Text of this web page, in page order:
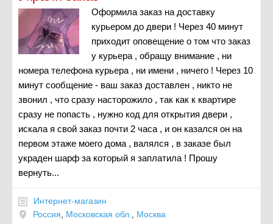
Оформила заказ на доставку
курьером до двери ! Через 40 минут
приходит оповещение о том что заказ
у курьера , обращу внимание , ни
номера телефона курьера , ни имени , ничего ! Через 10
минут сообщение - ваш заказ доставлен , никто не
звонил , что сразу насторожило , так как к квартире
сразу не попасть , нужно код для открытия двери ,
искала я свой заказ почти 2 часа , и он казался он на
первом этаже моего дома , валялся , в заказе был
украден шарф за который я заплатила ! Прошу
вернуть...
Интернет-магазин
Россия
Московская обл. Москва